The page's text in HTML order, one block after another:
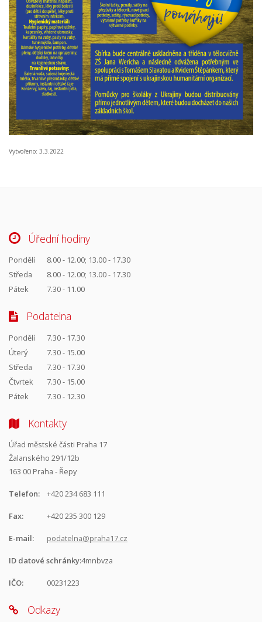
Vytvořeno: 3.3.2022
Úřední hodiny
Pondělí
8.00 - 12.00; 13.00 - 17.30
Středa
8.00 - 12.00; 13.00 - 17.30
Pátek
7.30 - 11.00
Podatelna
Pondělí
7.30 - 17.30
Úterý
7.30 - 15.00
Středa
7.30 - 17.30
Čtvrtek
7.30 - 15.00
Pátek
7.30 - 12.30
Kontakty
Úřad městské části Praha 17
Žalanského 291/12b
163 00 Praha - Řepy
Telefon: +420 234 683 111
Fax: +420 235 300 129
E-mail: podatelna@praha17.cz
ID datové schránky:4mnbvza
IČO: 00231223
Odkazy